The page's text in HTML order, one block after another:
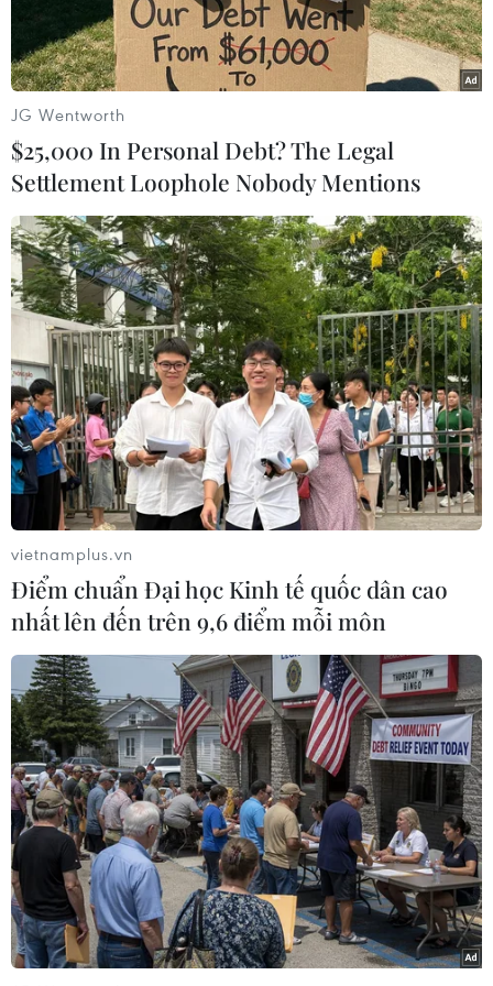
Một tuyến đường sắt ở Đức. (Nguồn: Germany Insider Facts)
Chính phủ Liên bang Đức có kế hoạch đầu tư 88
tỷ euro (94,34 tỷ USD) cho việc mở rộng và hiện
đại hóa hệ thống đường sắt ở nước này trong 4
năm tới. Tuy nhiên, cho tới nay mới chỉ gần một
nửa số tiền này được đưa vào kế hoạch tài
chính.
Chính phủ Liên bang ước tính tổng số tiền cần
để mở rộng và hiện đại hóa hệ thống đường sắt
ở Đức là 88 tỷ euro từ năm 2024 cho tới năm
2027. Con số này được Chính phủ Đức nêu ra
khi trả lời câu hỏi của chuyên gia ngân sách
đảng Cánh tả Victor Perli trong Quốc hội Đức.
Tuy nhiên, Chính phủ Đức không cho biết cụ thể
về nguồn ngân sách này được lấy từ đâu, viện
dẫn lý do quá trình chuẩn bị ngân sách vẫn
đang được tiến hành.
Trong số các kế hoạch dự kiến, đặc biệt là để
mở rộng và cải tạo mạng lưới đường sắt, cho
JG Wentworth
$25,000 In Personal Debt? The Legal
Settlement Loophole Nobody Mentions
vietnamplus.vn
Điểm chuẩn Đại học Kinh tế quốc dân cao
nhất lên đến trên 9,6 điểm mỗi môn